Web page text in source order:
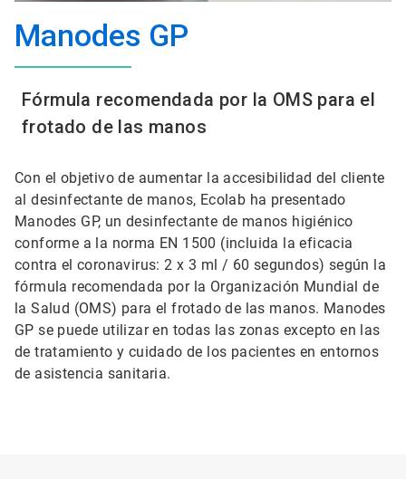
Manodes GP
Fórmula recomendada por la OMS para el
frotado de las manos
Con el objetivo de aumentar la accesibilidad del cliente
al desinfectante de manos, Ecolab ha presentado
Manodes GP, un desinfectante de manos higiénico
conforme a la norma EN 1500 (incluida la eficacia
contra el coronavirus: 2 x 3 ml / 60 segundos) según la
fórmula recomendada por la Organización Mundial de
la Salud (OMS) para el frotado de las manos. Manodes
GP se puede utilizar en todas las zonas excepto en las
de tratamiento y cuidado de los pacientes en entornos
de asistencia sanitaria.